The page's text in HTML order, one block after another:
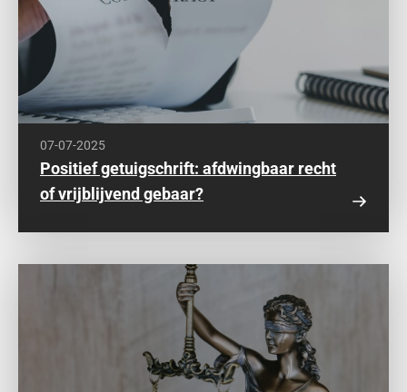
07-07-2025
Positief getuigschrift: afdwingbaar recht
of vrijblijvend gebaar?